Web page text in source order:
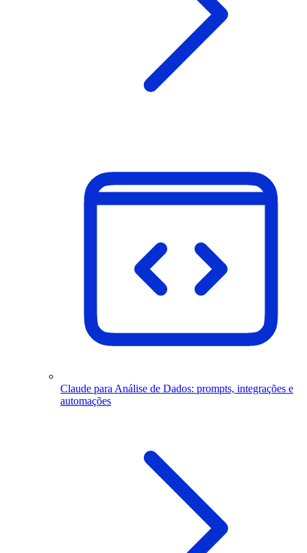
Claude para Análise de Dados: prompts, integrações e
automações